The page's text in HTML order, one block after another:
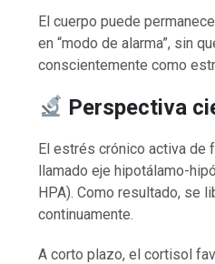
El cuerpo puede
en “modo de alarma”, sin
conscientemente como
Perspectiva
El estrés crónico activa de
llamado eje hipotálamo-
HPA). Como resultado, se
continuamente.
A corto plazo, el cortisol